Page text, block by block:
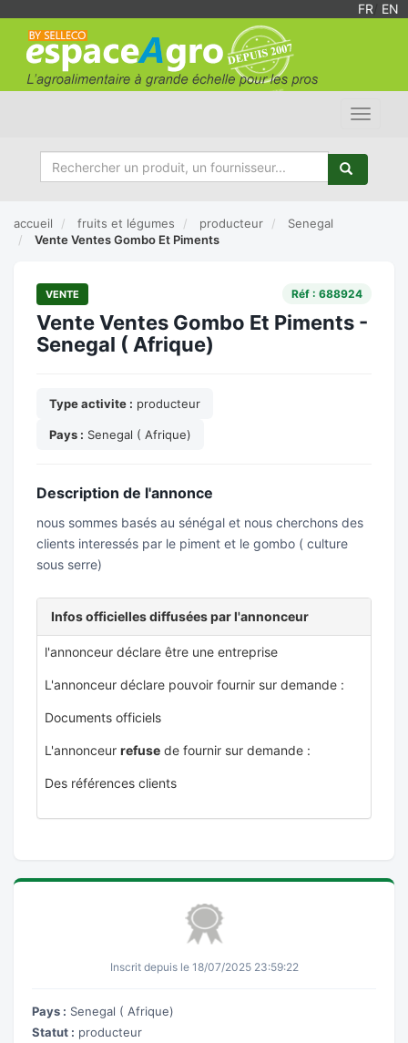
FR EN
Toggle
accueil fruits et légumes producteur
Senegal
Vente Ventes Gombo Et Piments
VENTE Réf : 688924
Vente Ventes Gombo Et Piments -
Senegal ( Afrique)
Type activite : producteur
Pays : Senegal ( Afrique)
Description de l'annonce
nous sommes basés au sénégal et nous cherchons des
clients interessés par le piment et le gombo ( culture
sous serre)
Infos officielles diffusées par l'annonceur
l'annonceur déclare être une entreprise
L'annonceur déclare pouvoir fournir sur demande :
Documents officiels
L'annonceur refuse de fournir sur demande :
Des références clients
Inscrit depuis le 18/07/2025 23:59:22
Pays : Senegal ( Afrique)
Statut : producteur